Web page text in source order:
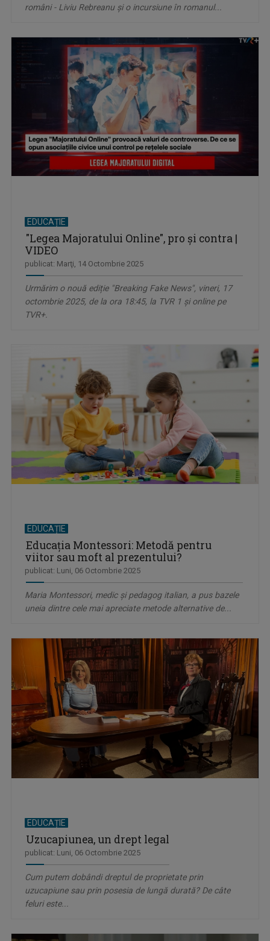
români - Liviu Rebreanu şi o incursiune în romanul...
EDUCAȚIE
"Legea Majoratului Online", pro și contra |
VIDEO
publicat: Marţi, 14 Octombrie 2025
Urmărim o nouă ediție "Breaking Fake News", vineri, 17
octombrie 2025, de la ora 18:45, la TVR 1 și online pe
TVR+.
EDUCAȚIE
Educația Montessori: Metodă pentru
viitor sau moft al prezentului?
publicat: Luni, 06 Octombrie 2025
Maria Montessori, medic și pedagog italian, a pus bazele
uneia dintre cele mai apreciate metode alternative de...
EDUCAȚIE
Uzucapiunea, un drept legal
publicat: Luni, 06 Octombrie 2025
Cum putem dobândi dreptul de proprietate prin
uzucapiune sau prin posesia de lungă durată? De câte
feluri este...